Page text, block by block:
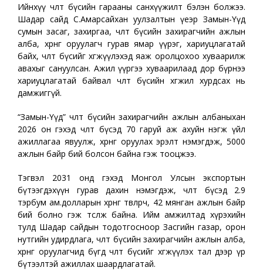
Ийнхүү чөлөөт бүсийн гарааны санхүүжилт бэлэн болжээ.
Шадар сайд С.Амарсайхан уулзалтын үеэр Замын-Үүд
сумын засаг, захиргаа, чөлөөт бүсийн захирагчийн ажлын
алба, хөрөнгө оруулагч гурав ямар үүрэг, хариуцлагатай
байх, чөлөөт бүсийг хөгжүүлэхэд яаж оролцохоо хуваарилж
авахыг сануулсан. Ажил үүргээ хуваарилаад дор бүрнээ
хариуцлагатай байвал чөлөөт бүсийн хөгжил хурдсах нь
дамжиггүй.
“Замын-Үүд” чөлөөт бүсийн захирагчийн ажлын албаныхан
2026 он гэхэд чөлөөт бүсэд 70 гаруй аж ахуйн нэгж үйл
ажиллагаа явуулж, хөрөнгө оруулах эрэлт нэмэгдэж, 5000
ажлын байр бий болсон байна гэж тооцжээ.
Тэгвэл 2031 онд гэхэд Монгол Улсын экспортын
бүтээгдэхүүн гурав дахин нэмэгдэж, чөлөөт бүсэд 2.9
тэрбум ам.долларын хөрөнгө төвлөрч, 42 мянган ажлын байр
бий болно гэж төсөөлж байна. Ийм амжилтад хүрэхийн
тулд Шадар сайдын тодотгосноор Засгийн газар, орон
нутгийн удирдлага, чөлөөт бүсийн захирагчийн ажлын алба,
хөрөнгө оруулагчид бүгд чөлөөт бүсийг хөгжүүлэх тал дээр үр
бүтээлтэй ажиллах шаардлагатай.